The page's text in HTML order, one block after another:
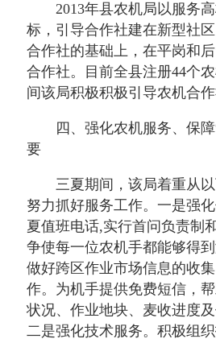
2013年县农机局以服务
标，引导合作社建在新型社
合作社的基础上，在平岗和
合作社。目前全县注册44个
间该局积极积极引导农机合作
四、强化农机服务、保
要
三夏期间，该局着重从
努力抓好服务工作。一是强
夏值班电话,实行首问负责制
争使每一位农机手都能够得
做好跨区作业市场信息的收
作。为机手提供免费短信，
状况、作业地块、麦收进度及
二是强化技术服务。积极组